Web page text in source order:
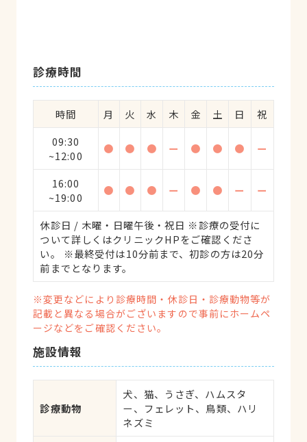
診療時間
時間 月 火 水 木 金 土 日
祝
09:30
~12:00
● ● ● ー ● ● ● ー
16:00
~19:00
● ● ● ー ● ● ー ー
休診日 / 木曜・日曜午後・祝日 ※診療の受付に
ついて詳しくはクリニックHPをご確認くださ
い。 ※最終受付は10分前まで、初診の方は20分
前までとなります。
※変更などにより診療時間・休診日・診療動物等が
記載と異なる場合がございますので事前にホームペ
ージなどをご確認ください。
施設情報
診療動物
犬、猫、うさぎ、ハムスタ
ー、フェレット、鳥類、ハリ
ネズミ